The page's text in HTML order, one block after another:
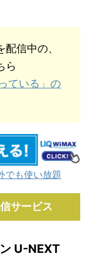
信中の、
ら
ている」の
でも使い放題
サービス
U-NEXT